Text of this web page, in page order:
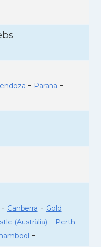
- Parana -
Canberra - Gold
(Austràlia) - Perth
-